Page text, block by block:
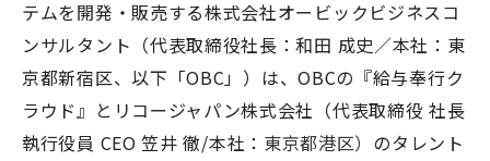
テムを開発・販売する株式会社オービックビジネスコ
ンサルタント（代表取締役社長：和田 成史／本社：東
京都新宿区、以下「OBC」）は、OBCの『給与奉行ク
ラウド』とリコージャパン株式会社（代表取締役 社長
執行役員 CEO笠井 徹/本社： 東京都港区） のタレント